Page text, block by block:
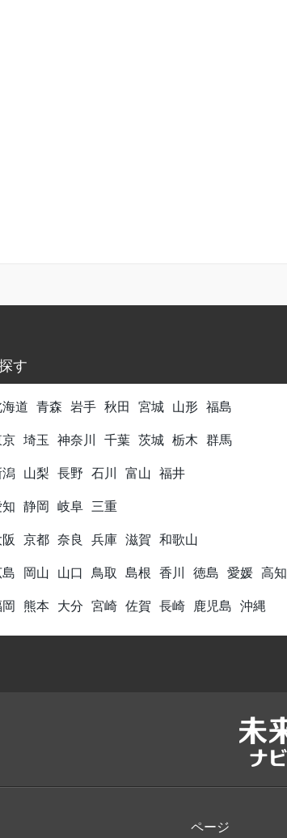
す
道 青森 岩手 秋田 宮城 山形 福島
京 埼玉 神奈川 千葉 茨城 栃木 群馬
潟 山梨 長野 石川 富山 福井
静岡 岐阜 三重
京都 奈良 兵庫 滋賀 和歌山
島 岡山 山口 鳥取 島根 香川 徳島 愛媛 高知
熊本 大分 宮崎 佐賀 長崎 鹿児島 沖縄
ページ